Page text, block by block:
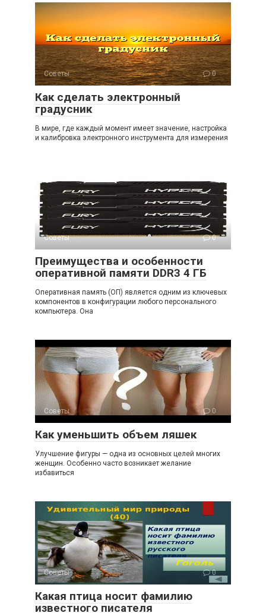
Советы 0
Как сделать электронный
градусник
В мире, где каждый момент имеет значение, настройка
и калибровка электронного инструмента для измерения
Советы 0
Преимущества и особенности
оперативной памяти DDR3 4 ГБ
Оперативная память (ОП) является одним из ключевых
компонентов в конфигурации любого персонального
компьютера. Она
Советы 0
Как уменьшить объем ляшек
Улучшение фигуры — одна из основных целей многих
женщин. Особенно часто возникает желание
избавиться
Советы 0
Какая птица носит фамилию
известного писателя